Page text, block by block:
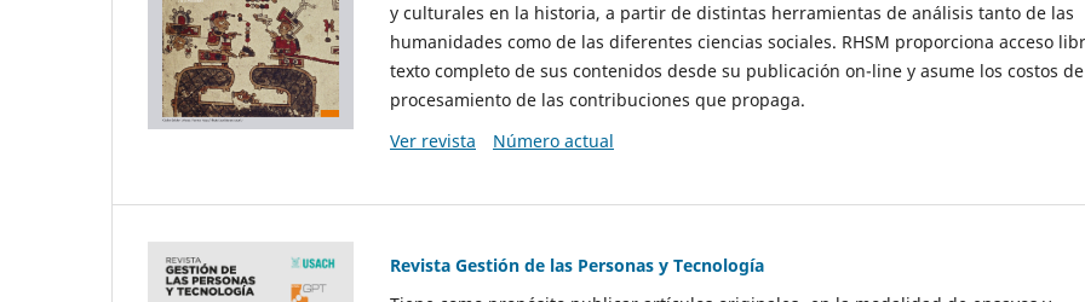
y culturales en la historia, a partir de distintas herramientas de análisis tanto de las
humanidades como de las diferentes ciencias sociales. RHSM proporciona acceso
texto completo de sus contenidos desde su publicación on-line y asume los costos de
procesamiento de las contribuciones que propaga.
Ver revista
Número actual
Revista Gestión de las Personas y Tecnología